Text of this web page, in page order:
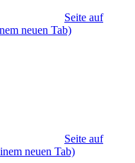
Seite auf
neuen Tab)
Seite auf
neuen Tab)